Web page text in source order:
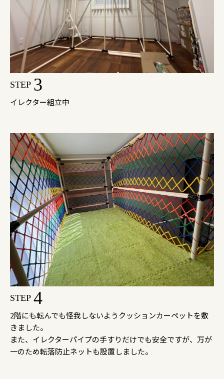
STEP 3
イレクター組立中
STEP 4
2階にも転んでも怪我しないようクッションカーペットを敷
きました。
また、イレクターパイプの手すりだけでも安全ですが、万が
一のため転落防止ネットも設置しました。